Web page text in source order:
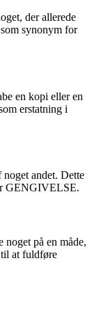
der allerede
som synonym for
en kopi eller en
erstatning i
andet. Dette
GENGIVELSE.
noget på en måde,
at fuldføre